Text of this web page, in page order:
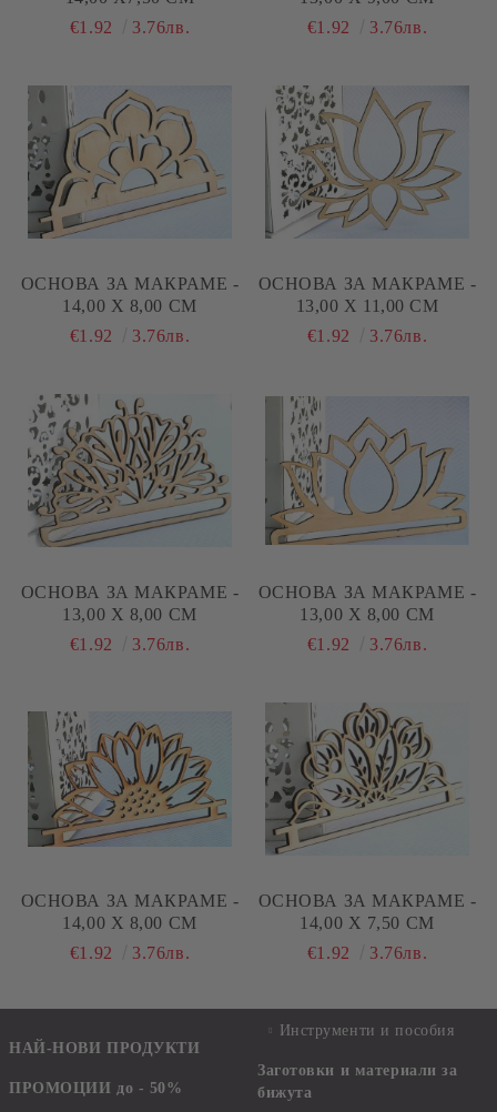
€1.92
3.76лв.
€1.92
3.76лв.
ОСНОВА ЗА МАКРАМЕ -
14,00 Х 8,00 СМ
€1.92
3.76лв.
ОСНОВА ЗА МАКРАМЕ -
13,00 Х 11,00 СМ
€1.92
3.76лв.
ОСНОВА ЗА МАКРАМЕ -
13,00 Х 8,00 СМ
€1.92
3.76лв.
ОСНОВА ЗА МАКРАМЕ -
13,00 Х 8,00 СМ
€1.92
3.76лв.
ОСНОВА ЗА МАКРАМЕ -
14,00 Х 8,00 СМ
€1.92
3.76лв.
ОСНОВА ЗА МАКРАМЕ -
14,00 Х 7,50 СМ
€1.92
3.76лв.
НАЙ-НОВИ ПРОДУКТИ
ПРОМОЦИИ до - 50%
Инструменти и пособия
Заготовки и материали за
бижута